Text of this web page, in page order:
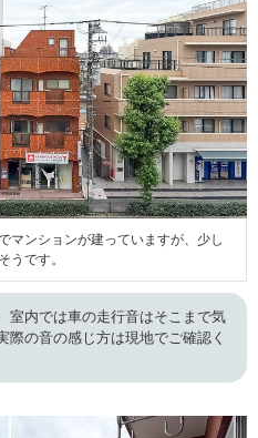
マンションが建っていますが、少し
うです。
室内では車の走行音はそこまで気
際の音の感じ方は現地でご確認く